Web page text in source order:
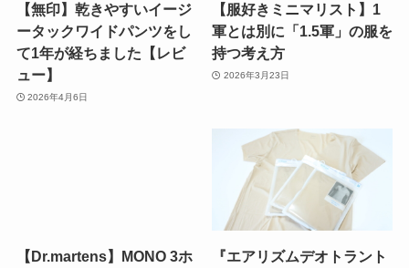
【無印】乾きやすいイージ
ータックワイドパンツをし
て1年が経ちました【レビ
ュー】
2026年4月6日
【服好きミニマリスト】1
軍とは別に「1.5軍」の服を
持つ考え方
2026年3月23日
【Dr.martens】MONO 3ホ
『エアリズムデオトラント